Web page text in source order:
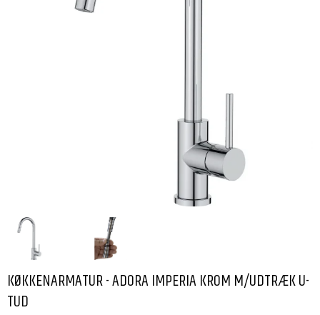
KØKKENARMATUR - ADORA IMPERIA KROM M/UDTRÆK U-
TUD